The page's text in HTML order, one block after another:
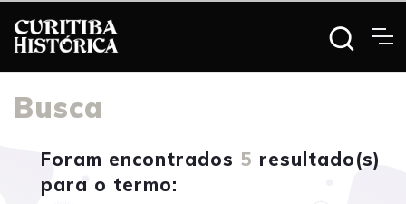
Busca
Foram encontrados 5 resultado(s)
para o termo: